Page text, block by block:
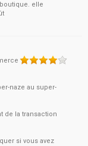
elle
naze au super-
de la transaction
si vous avez